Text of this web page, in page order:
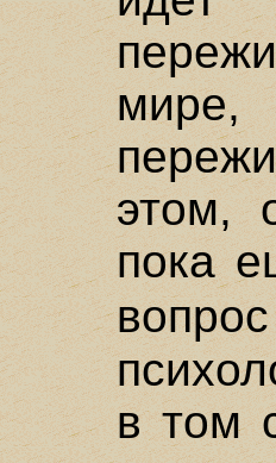
этом,
пока
в том